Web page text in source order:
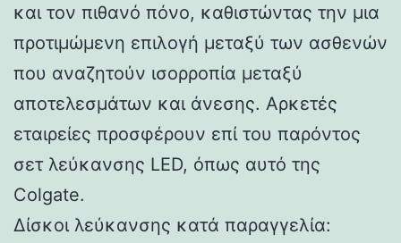
και τον πιθανό πόνο, καθιστώντας την μια
προτιμώμενη επιλογή μεταξύ των ασθενών
που αναζητούν ισορροπία μεταξύ
αποτελεσμάτων και άνεσης. Αρκετές
εταιρείες προσφέρουν επί του παρόντος
σετ λεύκανσης LED, όπως αυτό της
Colgate.
Δίσκοι λεύκανσης κατά παραγγελία: